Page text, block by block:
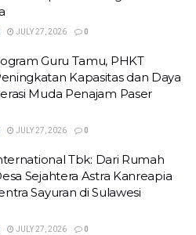
JULY 27, 2026 0
Guru Tamu, PHKT
Kapasitas dan Daya
Muda Penajam Paser
JULY 27, 2026 0
Tbk: Dari Rumah
Sejahtera Astra Kanreapia
Sayuran di Sulawesi
JULY 27, 2026 0